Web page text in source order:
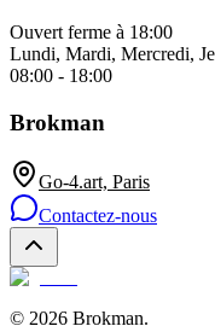
Ouvert ferme à 18:00
Lundi, Mardi, Mercredi,
08:00 - 18:00
Brokman
Go-4.art, Paris
Contactez-nous
© 2026 Brokman.